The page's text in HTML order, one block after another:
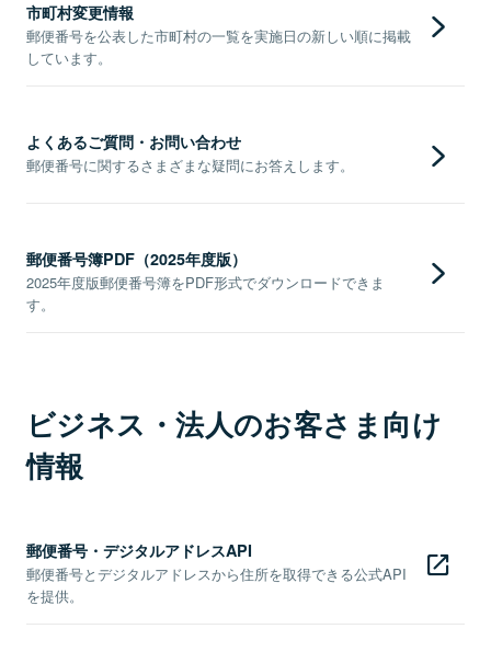
市町村変更情報
郵便番号を公表した市町村の一覧を実施日の新しい順に掲載
しています。
よくあるご質問・お問い合わせ
郵便番号に関するさまざまな疑問にお答えします。
郵便番号簿PDF（2025年度版）
2025年度版郵便番号簿をPDF形式でダウンロードできま
す。
ビジネス・法人のお客さま向け
情報
郵便番号・デジタルアドレスAPI
郵便番号とデジタルアドレスから住所を取得できる公式API
を提供。